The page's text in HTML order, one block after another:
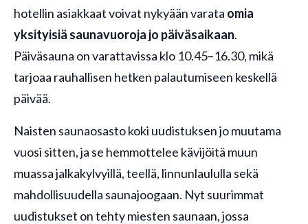
hotellin asiakkaat voivat nykyään varata omia
yksityisiä saunavuoroja jo päiväsaikaan.
Päiväsauna on varattavissa klo 10.45–16.30, mikä
tarjoaa rauhallisen hetken palautumiseen keskellä
päivää.
Naisten saunaosasto koki uudistuksen jo muutama
vuosi sitten, ja se hemmottelee kävijöitä muun
muassa jalkakylvyillä, teellä, linnunlaululla sekä
mahdollisuudella saunajoogaan. Nyt suurimmat
uudistukset on tehty miesten saunaan, jossa